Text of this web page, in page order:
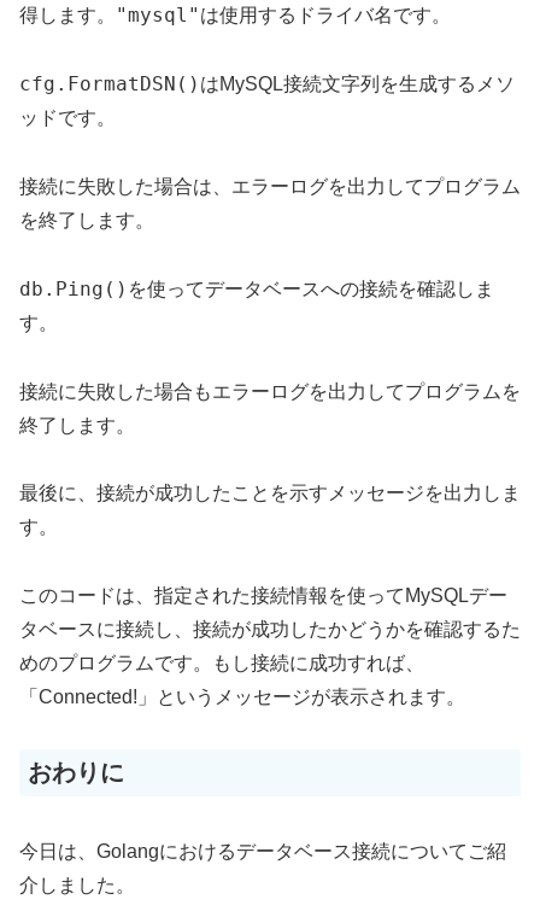
得します。
"mysql" は使用するドライバ名です。
cfg.FormatDSN() はMySQL接続文字列を生成するメソ
ッドです。
接続に失敗した場合は、エラーログを出力してプログラム
を終了します。
db.Ping() を使ってデータベースへの接続を確認しま
す。
接続に失敗した場合もエラーログを出力してプログラムを
終了します。
最後に、接続が成功したことを示すメッセージを出力しま
す。
このコードは、指定された接続情報を使ってMySQLデー
タベースに接続し、接続が成功したかどうかを確認するた
めのプログラムです。もし接続に成功すれば、
「Connected!」というメッセージが表示されます。
おわりに
今日は、Golangにおけるデータベース接続についてご紹
介しました。